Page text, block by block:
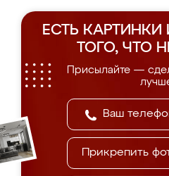
ЕСТЬ
ТОГО, ЧТО
Присылайте —
Прикрепить